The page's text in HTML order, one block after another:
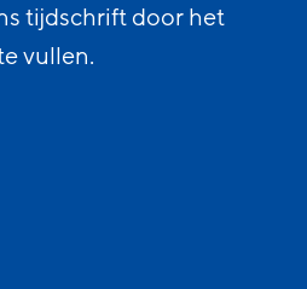
tijdschrift door het
vullen.